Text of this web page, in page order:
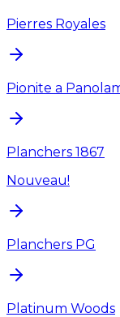
Pierres Royales
Pionite a
Planchers 1867
Nouveau!
Planchers PG
Platinum Woods